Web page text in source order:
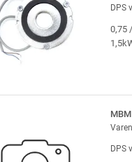
DPS
0,75
DPS